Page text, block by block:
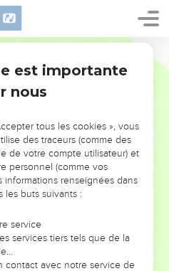
L’ÉVÉNEMENT
!
VOUS ÉVITER LES
?
moins les doutes, les erreurs
traversés, alors même que ce
ont façonnés.
est importante
nous
tous les cookies », vous
des traceurs (comme des
de votre compte utilisateur) et
personnel (comme vos
renseignées dans
les buts suivants :
service
services tiers tels que de la
contact avec notre service de